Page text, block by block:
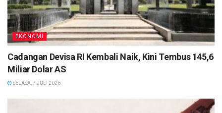
EKONOMI
Cadangan Devisa RI Kembali Naik, Kini Tembus 145,6
Miliar Dolar AS
SELASA, 7 JULI 2026